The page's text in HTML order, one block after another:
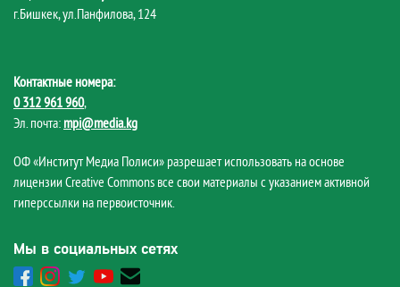
г.Бишкек, ул.Панфилова, 124
Контактные номера:
0 312 961 960,
Эл. почта: mpi@media.kg
ОФ «Институт Медиа Полиси» разрешает использовать на основе
лицензии Creative Commons все свои материалы с указанием активной
гиперссылки на первоисточник.
Мы в социальных сетях